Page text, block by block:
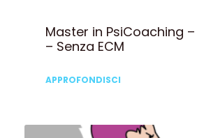
Master in PsiCoaching
– Senza ECM
APPROFONDISCI